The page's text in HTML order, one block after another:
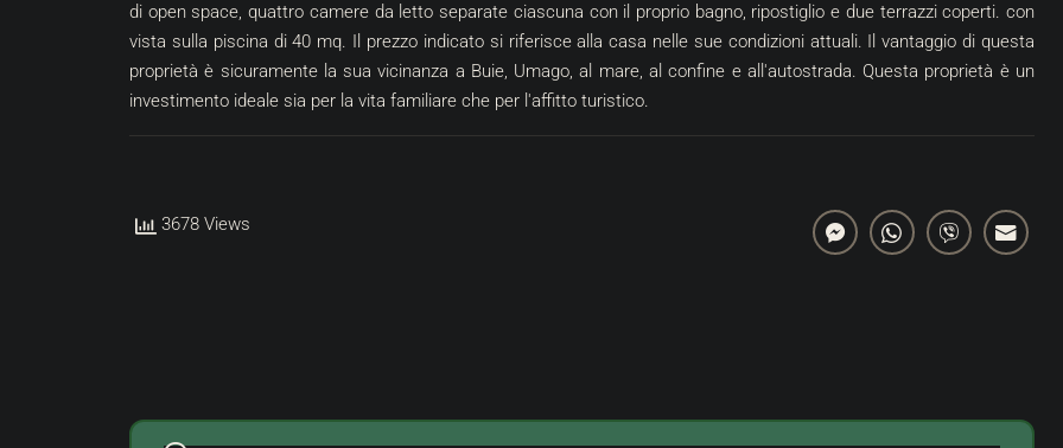
di open space, quattro camere da letto separate ciascuna con il proprio bagno, ripostiglio e due terrazzi coperti. con
vista sulla piscina di 40 mq. Il prezzo indicato si riferisce alla casa nelle sue condizioni attuali. Il vantaggio di questa
proprietà è sicuramente la sua vicinanza a Buie, Umago, al mare, al confine e all'autostrada. Questa proprietà è un
investimento ideale sia per la vita familiare che per l'affitto turistico.
3678 Views